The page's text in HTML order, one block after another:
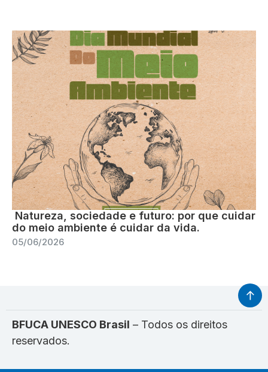
Natureza, sociedade e futuro: por que cuidar
do meio ambiente é cuidar da vida.
05/06/2026
BFUCA UNESCO Brasil – Todos os direitos
reservados.